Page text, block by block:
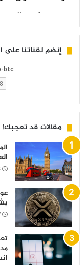
إنضم لقناتنا على
مقالات قد تعجبك!